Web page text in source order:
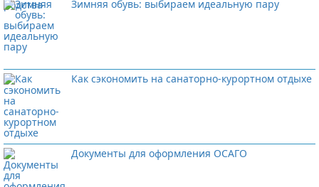
Зимняя обувь: выбираем идеальную пару
Как сэкономить на санаторно-курортном отдыхе
Документы для оформления ОСАГО